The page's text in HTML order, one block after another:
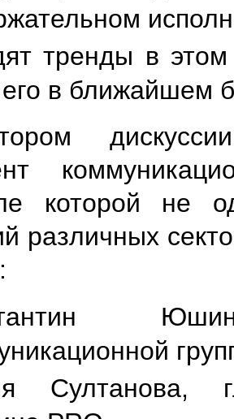
тренды в этом
в ближайшем
которой не
различных
Султанова,